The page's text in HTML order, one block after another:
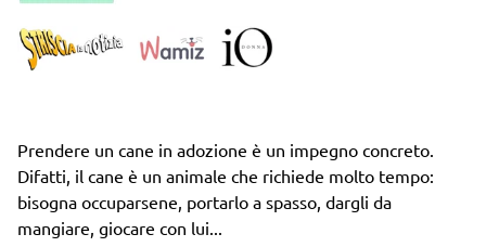
Prendere un cane in adozione è un impegno concreto.
Difatti, il cane è un animale che richiede molto tempo:
bisogna occuparsene, portarlo a spasso, dargli da
mangiare, giocare con lui...